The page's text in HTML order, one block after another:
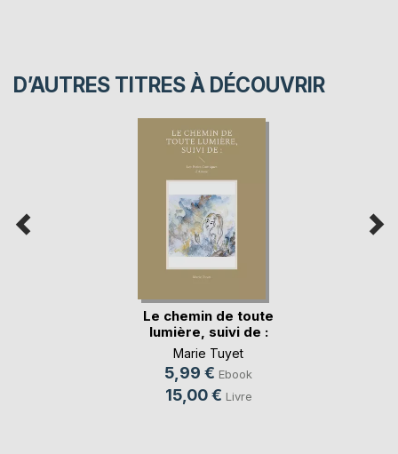
D’AUTRES TITRES À DÉCOUVRIR
Le chemin de toute
lumière, suivi de :
Marie Tuyet
5,99 € Ebook
15,00 € Livre